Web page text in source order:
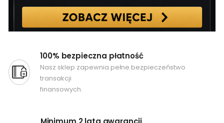
100% bezpieczna płatność
Nasz sklep zapewnia pełne bezpieczeństwo
transakcji
finansowych.